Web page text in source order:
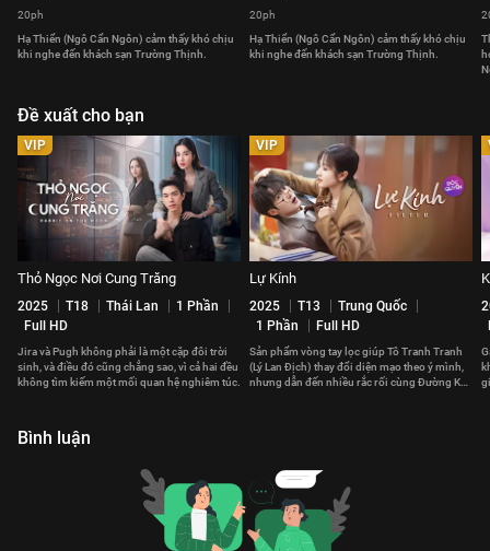
20ph
Hạ Thiển (Ngô Cẩn Ngôn) cảm thấy khó chịu
khi nghe đến khách sạn Trường Thịnh.
20ph
Hạ Thiển (Ngô Cẩn Ngôn) cảm thấy khó chịu
khi nghe đến khách sạn Trường Thịnh.
Đề xuất cho bạn
VIP
Thỏ Ngọc Nơi Cung Trăng
2025 T18 Thái Lan
1 Phần
Full HD
Jira và Pugh không phải là một cặp đôi trời
sinh, và điều đó cũng chẳng sao, vì cả hai đều
không tìm kiếm một mối quan hệ nghiêm túc.
VIP
Lự Kính
2025 T13
Trung Quốc
1 Phần
Full HD
Sản phẩm vòng tay lọc giúp Tô Tranh Tranh
(Lý Lan Địch) thay đổi diện mạo theo ý mình,
nhưng dẫn đến nhiều rắc rối cùng Đường Kỳ
Bình luận